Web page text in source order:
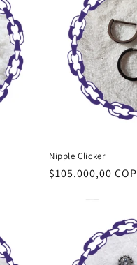
Nipple Clicker
Precio
$105.000,00 COP